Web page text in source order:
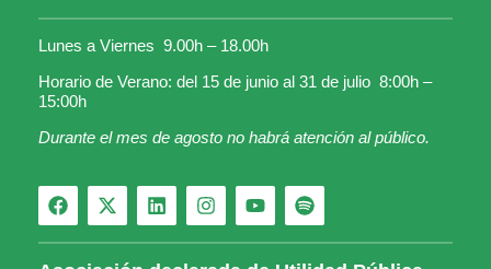
Lunes a Viernes 9.00h – 18.00h
Horario de Verano: del 15 de junio al 31 de julio 8:00h –
15:00h
Durante el mes de agosto no habrá atención al público.